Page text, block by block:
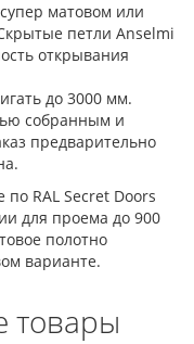
матовом или
петли Anselmi
открывания
до 3000 мм.
собранным и
предварительно
RAL Secret Doors
для проема до 900
полотно
варианте.
товары